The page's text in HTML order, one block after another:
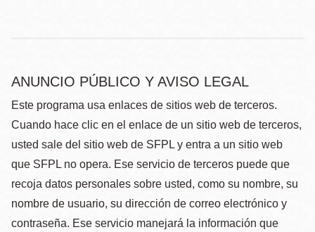
ANUNCIO PÚBLICO Y AVISO LEGAL
Este programa usa enlaces de sitios web de terceros.
Cuando hace clic en el enlace de un sitio web de terceros,
usted sale del sitio web de SFPL y entra a un sitio web
que SFPL no opera. Ese servicio de terceros puede que
recoja datos personales sobre usted, como su nombre, su
nombre de usuario, su dirección de correo electrónico y
contraseña. Ese servicio manejará la información que